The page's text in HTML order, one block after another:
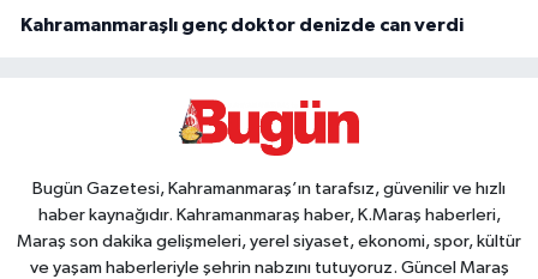
Kahramanmaraşlı genç doktor denizde can verdi
Bugün Gazetesi, Kahramanmaraş’ın tarafsız, güvenilir ve hızlı
haber kaynağıdır. Kahramanmaraş haber, K.Maraş haberleri,
Maraş son dakika gelişmeleri, yerel siyaset, ekonomi, spor, kültür
ve yaşam haberleriyle şehrin nabzını tutuyoruz. Güncel Maraş